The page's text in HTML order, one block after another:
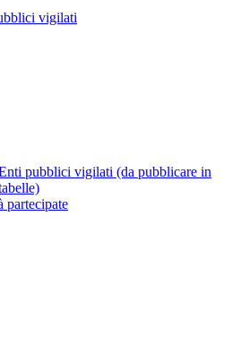
vigilati
pubblici vigilati (da pubblicare in
partecipate